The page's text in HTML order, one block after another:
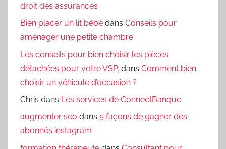
droit des assurances
Bien placer un lit bébé dans Conseils pour
aménager une petite chambre
Les conseils pour bien choisir les pièces
détachées pour votre VSP. dans Comment bien
choisir un véhicule d’occasion ?
Chris dans Les services de ConnectBanque
augmenter seo dans 5 façons de gagner des
abonnés instagram